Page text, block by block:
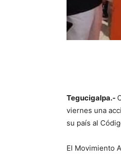
Tegucigalpa.-
viernes una
su país al
El Movimiento